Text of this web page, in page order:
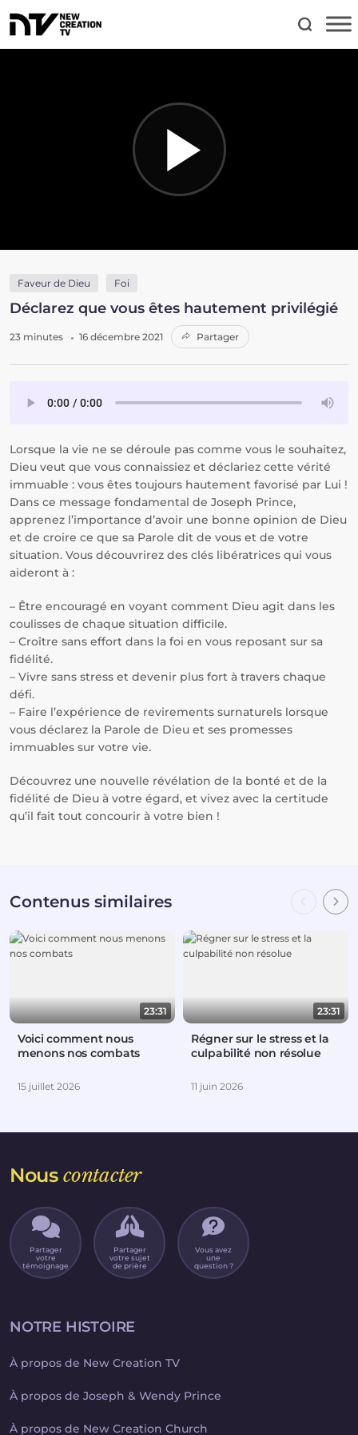
Faveur de Dieu Foi
Déclarez que vous êtes hautement privilégié
23 minutes 16 décembre 2021 Partager
Lorsque la vie ne se déroule pas comme vous le souhaitez,
Dieu veut que vous connaissiez et déclariez cette vérité
immuable : vous êtes toujours hautement favorisé par Lui !
Dans ce message fondamental de Joseph Prince,
apprenez l’importance d’avoir une bonne opinion de Dieu
et de croire ce que sa Parole dit de vous et de votre
situation. Vous découvrirez des clés libératrices qui vous
aideront à :
– Être encouragé en voyant comment Dieu agit dans les
coulisses de chaque situation difficile.
– Croître sans effort dans la foi en vous reposant sur sa
fidélité.
– Vivre sans stress et devenir plus fort à travers chaque
défi.
– Faire l’expérience de revirements surnaturels lorsque
vous déclarez la Parole de Dieu et ses promesses
immuables sur votre vie.
Découvrez une nouvelle révélation de la bonté et de la
fidélité de Dieu à votre égard, et vivez avec la certitude
qu’il fait tout concourir à votre bien !
Contenus similaires
23:31
Voici comment nous
menons nos combats
15 juillet 2026
23:31
Régner sur le stress et la
culpabilité non résolue
11 juin 2026
Nouscontacter
Partager
votre
témoignage
Partager
votre sujet
de prière
Vous avez
une
question ?
NOTRE HISTOIRE
À propos de New Creation TV
À propos de Joseph & Wendy Prince
À propos de New Creation Church